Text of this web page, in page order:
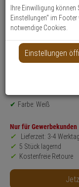
SucheProduktmerkmale
Datenblatt drucken
Produktinformationen
Halterung,
Montageart:
Farbe: Weiß
Nur für Gewerbekunden
Lieferzeit: 3-4
5 Stück lagernd
Kostenfreie Retoure
Ihre Einwilligung können
Einstellungen“ im
notwendige Cookies.
Einstellungen